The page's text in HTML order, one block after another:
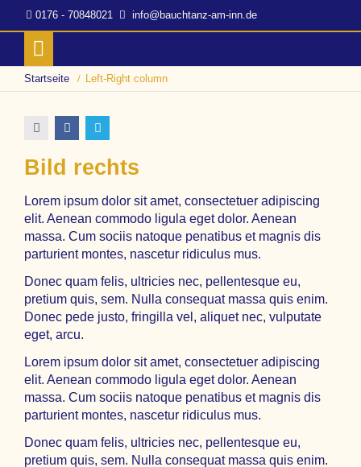
0176 - 70848021 info@bauchtanz-am-inn.de
Startseite Left-Right column
Bild rechts
Lorem ipsum dolor sit amet, consectetuer adipiscing
elit. Aenean commodo ligula eget dolor. Aenean
massa. Cum sociis natoque penatibus et magnis dis
parturient montes, nascetur ridiculus mus.
Donec quam felis, ultricies nec, pellentesque eu,
pretium quis, sem. Nulla consequat massa quis enim.
Donec pede justo, fringilla vel, aliquet nec, vulputate
eget, arcu.
Lorem ipsum dolor sit amet, consectetuer adipiscing
elit. Aenean commodo ligula eget dolor. Aenean
massa. Cum sociis natoque penatibus et magnis dis
parturient montes, nascetur ridiculus mus.
Donec quam felis, ultricies nec, pellentesque eu,
pretium quis, sem. Nulla consequat massa quis enim.